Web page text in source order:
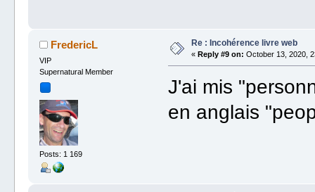
FredericL
VIP
Supernatural Member
Posts: 1 169
Re : Incohérence livre web
« Reply #9 on: October 13, 2020,
J'ai mis
en anglais